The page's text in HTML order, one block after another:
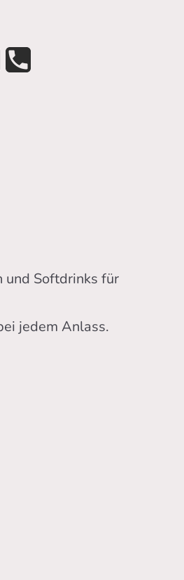
und Softdrinks für
jedem Anlass.